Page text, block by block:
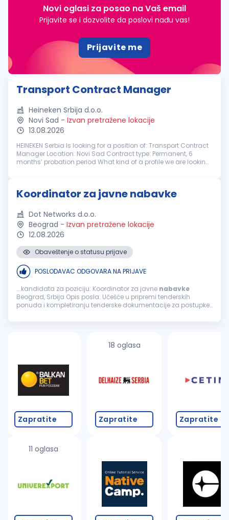
Novi oglasi za posao na Vaš email
Prijavite se i dozvolite da poslovi nađu vas!
Prijavite me
Transport Contract Manager
Heineken Srbija d.o.o.
Novi Sad - Izvan pretražene lokacije
13.08.2026
HEINEKEN Serbia Is looking for a position of: Transport Contract
Manager Location: Novi Sad Contract type: Permanent, 6
months’ probation period What kind of a profile we are looking
Koordinator za javne nabavke
Dot Networks d.o.o.
Beograd - Izvan pretražene lokacije
12.08.2026
Obaveštenje o statusu prijave
POSLODAVAC ODGOVARA NA PRIJAVE
...kandidata za poziciju: Koordinator za javne nabavke
Beograd, Srbija Opis posla: Učešće u pripremi tenderskih
ponuda i kompletiranju tenderske dokumentacije za postupke
jedinicama kompanije u procesu...
Zapratite
11 oglasa
18 oglasa
Zapratite Zapratite